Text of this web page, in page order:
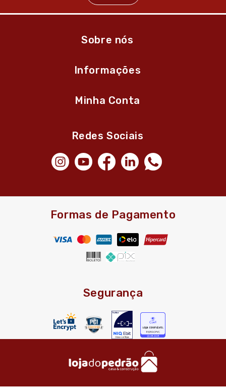
Sobre nós
Informações
Minha Conta
Redes Sociais
Formas de Pagamento
Segurança